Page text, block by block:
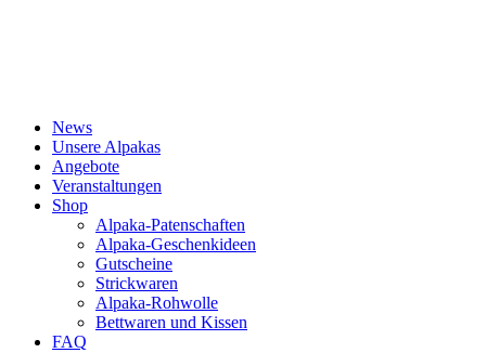
News
Unsere Alpakas
Angebote
Veranstaltungen
Shop
Alpaka-Patenschaften
Alpaka-Geschenkideen
Gutscheine
Strickwaren
Alpaka-Rohwolle
Bettwaren und Kissen
FAQ